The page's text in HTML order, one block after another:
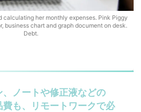
calculating her monthly expenses. Pink Piggy
business chart and graph document on desk.
Debt.
ノートや修正液などの
も、リモートワークで必